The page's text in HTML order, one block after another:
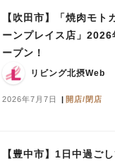
【吹田市】「焼肉モト
ーンプレイス店」2026
ープン！
リビング北摂Web
2026年7月7日 開店/閉店
【豊中市】1日中過ご